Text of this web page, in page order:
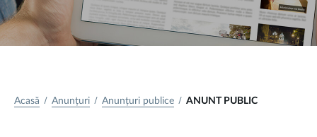
Acasă Anunțuri Anunțuri publice ANUNT PUBLIC